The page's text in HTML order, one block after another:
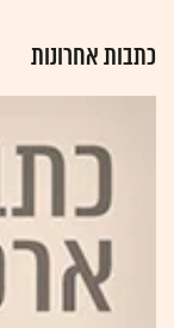
כתבות אחרונות